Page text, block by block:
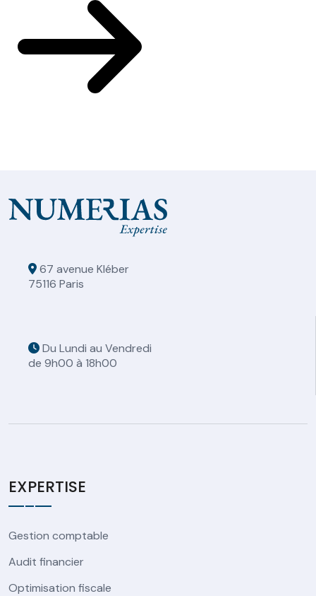
67 avenue Kléber
75116 Paris
Du Lundi au Vendredi
de 9h00 à 18h00
EXPERTISE
Gestion comptable
Audit financier
Optimisation fiscale